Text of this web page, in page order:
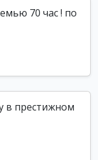
70 час ! по
в престижном